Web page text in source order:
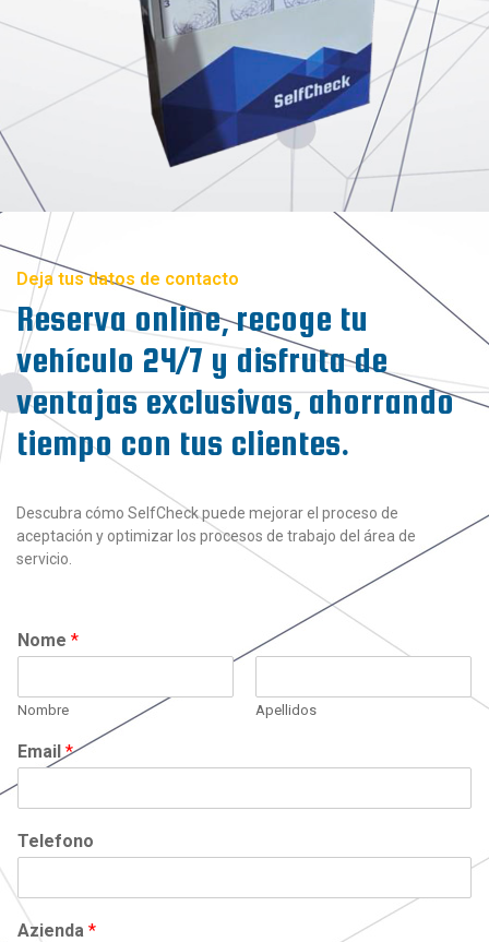
Deja tus datos de contacto
Reserva online, recoge tu
vehículo 24/7 y disfruta de
ventajas exclusivas, ahorrando
tiempo con tus clientes.
Descubra cómo SelfCheck puede mejorar el proceso de
aceptación y optimizar los procesos de trabajo del área de
servicio.
Nome *
Nombre Apellidos
Email *
Telefono
Azienda *